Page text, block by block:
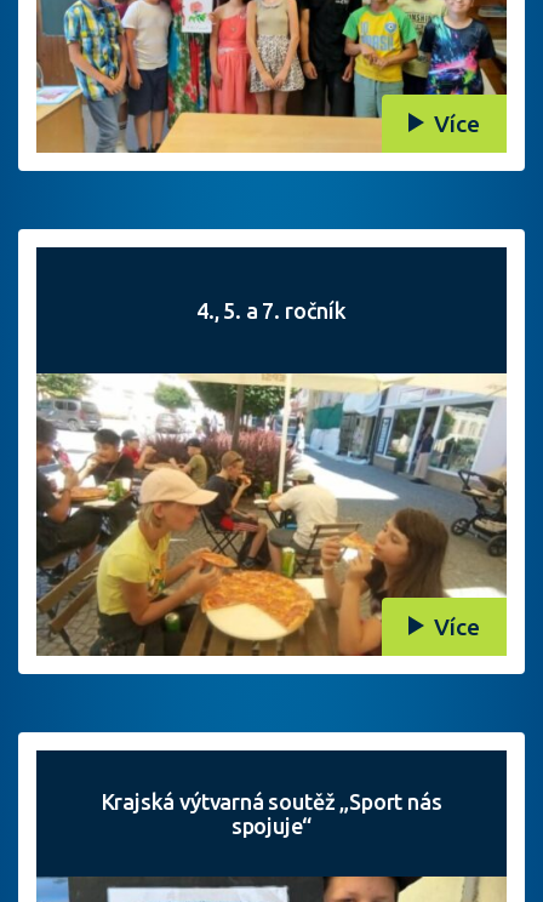
Více
4., 5. a 7. ročník
Více
Krajská výtvarná soutěž „Sport nás
spojuje“